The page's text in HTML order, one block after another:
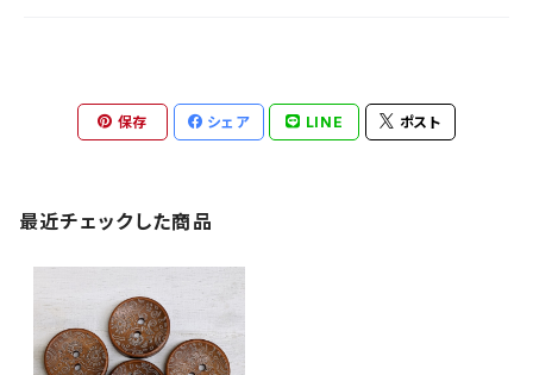
保存 シェア LINE ポスト
最近チェックした商品